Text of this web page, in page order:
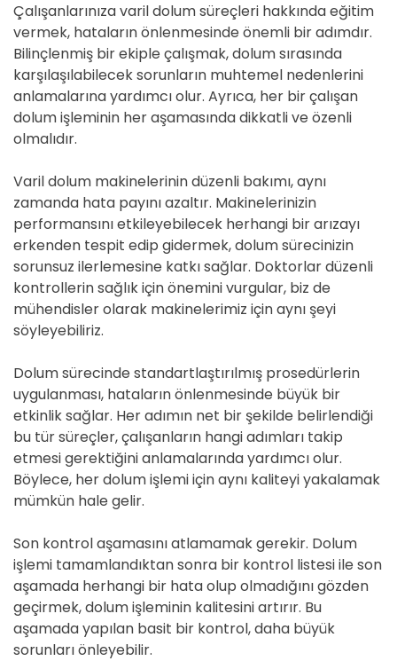
Çalışanlarınıza varil dolum süreçleri hakkında eğitim
vermek, hataların önlenmesinde önemli bir adımdır.
Bilinçlenmiş bir ekiple çalışmak, dolum sırasında
karşılaşılabilecek sorunların muhtemel nedenlerini
anlamalarına yardımcı olur. Ayrıca, her bir çalışan
dolum işleminin her aşamasında dikkatli ve özenli
olmalıdır.
Varil dolum makinelerinin düzenli bakımı, aynı
zamanda hata payını azaltır. Makinelerinizin
performansını etkileyebilecek herhangi bir arızayı
erkenden tespit edip gidermek, dolum sürecinizin
sorunsuz ilerlemesine katkı sağlar. Doktorlar düzenli
kontrollerin sağlık için önemini vurgular, biz de
mühendisler olarak makinelerimiz için aynı şeyi
söyleyebiliriz.
Dolum sürecinde standartlaştırılmış prosedürlerin
uygulanması, hataların önlenmesinde büyük bir
etkinlik sağlar. Her adımın net bir şekilde belirlendiği
bu tür süreçler, çalışanların hangi adımları takip
etmesi gerektiğini anlamalarında yardımcı olur.
Böylece, her dolum işlemi için aynı kaliteyi yakalamak
mümkün hale gelir.
Son kontrol aşamasını atlamamak gerekir. Dolum
işlemi tamamlandıktan sonra bir kontrol listesi ile son
aşamada herhangi bir hata olup olmadığını gözden
geçirmek, dolum işleminin kalitesini artırır. Bu
aşamada yapılan basit bir kontrol, daha büyük
sorunları önleyebilir.